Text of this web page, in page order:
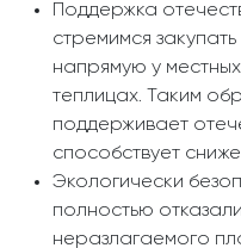
Поддержка
стремимся
напрямую у
теплицах. Таким
поддерживает
способствует
Экологически
полностью
неразлагаемого